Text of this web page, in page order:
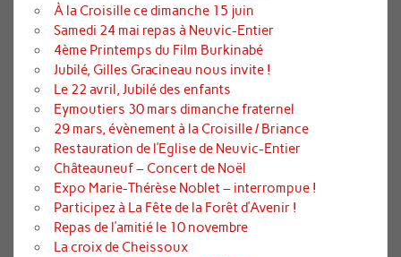
À la Croisille ce dimanche 15 juin
Samedi 24 mai repas à Neuvic-Entier
4ème Printemps du Film Burkinabé
Jubilé, Gilles Gracineau nous invite !
Le 22 avril, Jubilé des enfants
Eymoutiers 30 mars dimanche fraternel
29 mars, évènement à la Croisille / Briance
Restauration de l’Eglise de Neuvic-Entier
Châteauneuf – Concert de Noël
Expo Marie-Thérèse Noblet – interrompue !
Participez à La Fête de la Forêt d’Avenir !
Repas de l’amitié le 10 novembre
La croix de Cheissoux